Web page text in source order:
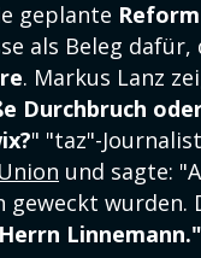
geplante
als Beleg dafür,
. Markus Lanz
Durchbruch
" "taz"-
Union und sagte:
geweckt wurden.
Linnemann."